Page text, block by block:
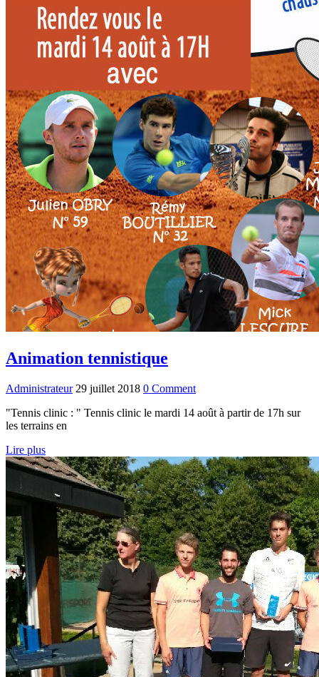
Animation tennistique
Administrateur 29 juillet 2018 0 Comment
"Tennis clinic : " Tennis clinic le mardi 14 août à partir de 17h sur
les terrains en
Lire plus